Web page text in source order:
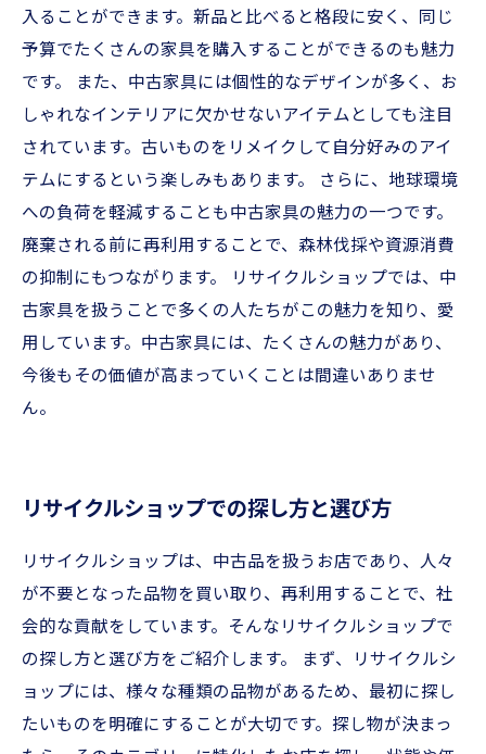
入ることができます。新品と比べると格段に安く、同じ
予算でたくさんの家具を購入することができるのも魅力
です。 また、中古家具には個性的なデザインが多く、お
しゃれなインテリアに欠かせないアイテムとしても注目
されています。古いものをリメイクして自分好みのアイ
テムにするという楽しみもあります。 さらに、地球環境
への負荷を軽減することも中古家具の魅力の一つです。
廃棄される前に再利用することで、森林伐採や資源消費
の抑制にもつながります。 リサイクルショップでは、中
古家具を扱うことで多くの人たちがこの魅力を知り、愛
用しています。中古家具には、たくさんの魅力があり、
今後もその価値が高まっていくことは間違いありませ
ん。
リサイクルショップでの探し方と選び方
リサイクルショップは、中古品を扱うお店であり、人々
が不要となった品物を買い取り、再利用することで、社
会的な貢献をしています。そんなリサイクルショップで
の探し方と選び方をご紹介します。 まず、リサイクルシ
ョップには、様々な種類の品物があるため、最初に探し
たいものを明確にすることが大切です。探し物が決まっ